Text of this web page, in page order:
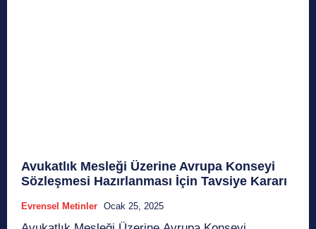
Avukatlık Mesleği Üzerine Avrupa Konseyi
Sözleşmesi Hazırlanması İçin Tavsiye Kararı
Evrensel Metinler Ocak 25, 2025